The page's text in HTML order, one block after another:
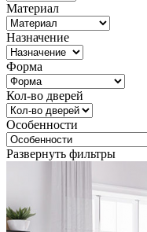
Материал
Назначение
Форма
Кол-во дверей
Особенности
Развернуть фильтры